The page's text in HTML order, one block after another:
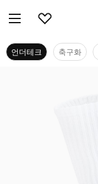
언더테크 축구화